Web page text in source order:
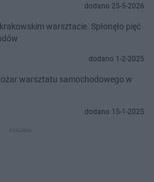
dodano 25-5-2026
warsztacie. Spłonęło pięć
dodano 1-2-2025
warsztatu samochodowego w
dodano 15-1-2025